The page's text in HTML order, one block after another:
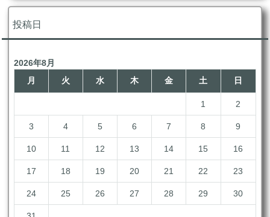
カ
イ
ブ
投稿日
2026年8月
月
火 水 木 金 土 日
1 2
3 4 5 6 7 8 9
10 11 12 13 14 15 16
17 18 19 20 21 22 23
24 25 26 27 28 29 30